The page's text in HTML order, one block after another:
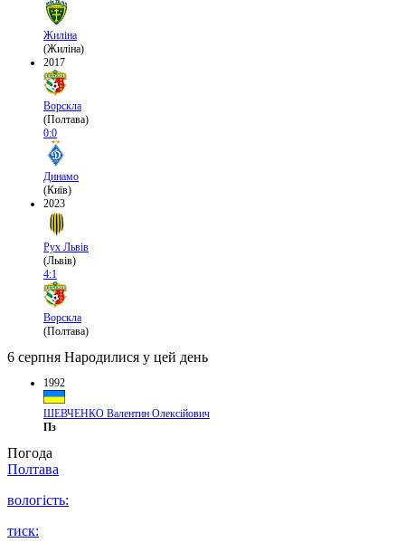
Жиліна
(Жиліна)
2017
Ворскла
(Полтава)
0:0
Динамо
(Київ)
2023
Рух Львів
(Львів)
4:1
Ворскла
(Полтава)
6 серпня Народилися у цей день
1992
ШЕВЧЕНКО Валентин Олексійович
Пз
Погода
Полтава
вологість:
тиск: